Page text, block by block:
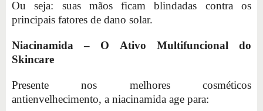
Ou seja: suas mãos ficam blindadas contra os
principais fatores de dano solar.
Niacinamida – O Ativo Multifuncional do
Skincare
Presente nos melhores cosméticos
antienvelhecimento, a niacinamida age para: